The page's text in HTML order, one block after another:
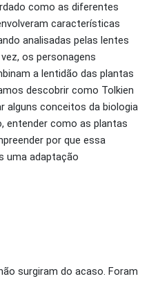
como as diferentes
características
analisadas pelas lentes
os personagens
a lentidão das plantas
descobrir como Tolkien
alguns conceitos da biologia
entender como as plantas
por que essa
uma adaptação
surgiram do acaso. Foram